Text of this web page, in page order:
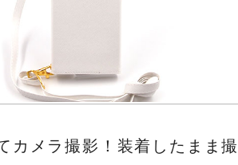
カメラ撮影！装着したまま